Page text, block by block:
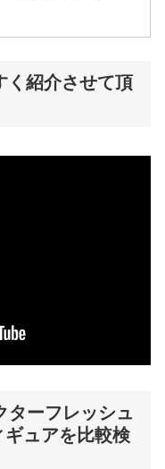
く紹介させて頂
ーフレッシュ
ギュアを比較検